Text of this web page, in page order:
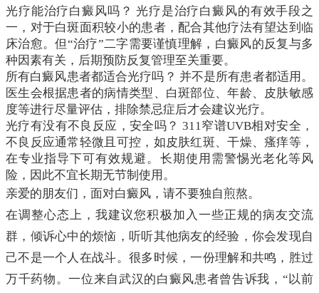
光疗能治疗白癜风吗？ 光疗是治疗白癜风的有效手段之
一，对于白斑面积较小的患者，配合其他疗法有望达到临
床治愈。但“治疗”二字需要谨慎理解，白癜风的反复与多
种因素有关，后期预防反复管理至关重要。
所有白癜风患者都适合光疗吗？ 并不是所有患者都适用。
医生会根据患者的病情类型、白斑部位、年龄、皮肤敏感
度等进行尽量评估，排除禁忌症后才会建议光疗。
光疗有没有不良反应，安全吗？ 311窄谱UVB相对安全，
不良反应通常轻微且可控，如皮肤红斑、干燥、瘙痒等，
在专业指导下可有效规避。长期使用需警惕光老化等风
险，因此不宜长期无节制使用。
亲爱的朋友们，面对白癜风，请不要独自煎熬。
在调整心态上，我建议您积极加入一些正规的病友交流
群，倾诉心中的烦恼，听听其他病友的经验，你会发现自
己不是一个人在战斗。很多时候，一份理解和共鸣，胜过
万千药物。一位来自武汉的白癜风患者曾告诉我，“以前